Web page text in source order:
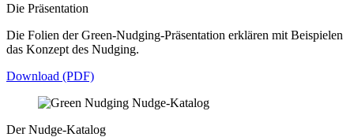
Die Präsentation
Die Folien der Green-Nudging-Präsentation erklären mit Beispielen
das Konzept des Nudging.
Download (PDF)
Der Nudge-Katalog